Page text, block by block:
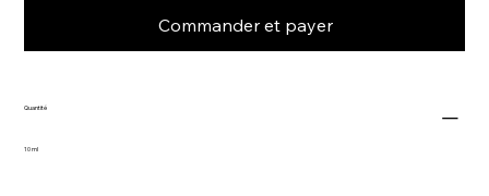
Commander et payer
Quantité
10 ml